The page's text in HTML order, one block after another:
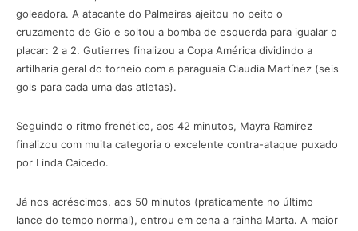
goleadora. A atacante do Palmeiras ajeitou no peito o
cruzamento de Gio e soltou a bomba de esquerda para igualar o
placar: 2 a 2. Gutierres finalizou a Copa América dividindo a
artilharia geral do torneio com a paraguaia Claudia Martínez (seis
gols para cada uma das atletas).
Seguindo o ritmo frenético, aos 42 minutos, Mayra Ramírez
finalizou com muita categoria o excelente contra-ataque puxado
por Linda Caicedo.
Já nos acréscimos, aos 50 minutos (praticamente no último
lance do tempo normal), entrou em cena a rainha Marta. A maior